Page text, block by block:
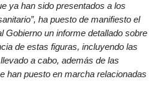
ya han sido presentados a los
ha puesto de manifiesto el
Gobierno un informe detallado sobre
de estas figuras, incluyendo las
a cabo, además de las
han puesto en marcha relacionadas